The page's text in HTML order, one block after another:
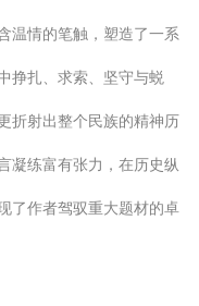
温情的笔触，塑造了一系
挣扎、求索、坚守与蜕
折射出整个民族的精神历
凝练富有张力，在历史纵
了作者驾驭重大题材的卓